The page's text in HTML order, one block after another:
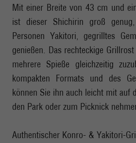
Mit einer Breite von 43 cm und
ist dieser Shichirin groß
Personen Yakitori, gegrilltes
genießen. Das rechteckige
mehrere Spieße gleichzeitig
kompakten Formats und des
können Sie ihn auch leicht mit auf
den Park oder zum Picknick
Authentischer Konro- & Yakitori-